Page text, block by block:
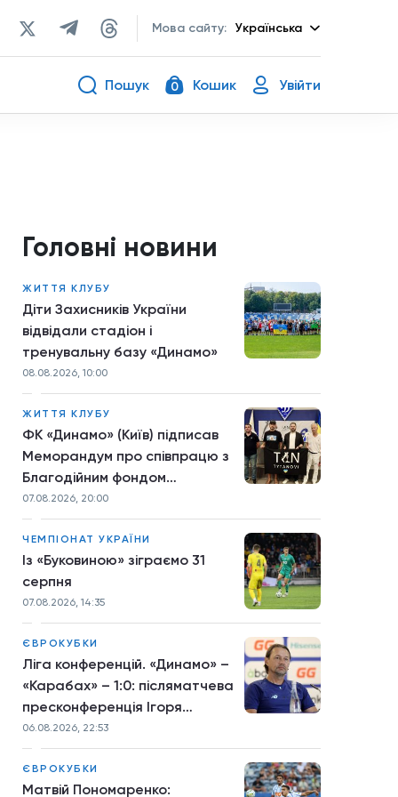
Мова сайту: Українська
Пошук 0 Кошик Увійти
Головні новини
ЖИТТЯ КЛУБУ
Діти Захисників України
відвідали стадіон і
тренувальну базу «Динамо»
08.08.2026, 10:00
ЖИТТЯ КЛУБУ
ФК «Динамо» (Київ) підписав
Меморандум про співпрацю з
Благодійним фондом
TYTANOVI
07.08.2026, 20:00
ЧЕМПІОНАТ УКРАЇНИ
Із «Буковиною» зіграємо 31
серпня
07.08.2026, 14:35
ЄВРОКУБКИ
Ліга конференцій. «Динамо» –
«Карабах» – 1:0: післяматчева
пресконференція Ігоря
Костюка
06.08.2026, 22:53
ЄВРОКУБКИ
Матвій Пономаренко: